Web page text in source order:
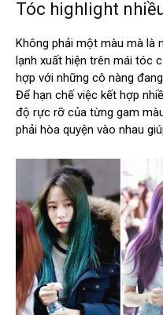
Tóc highlight
Không phải một màu mà là
lạnh xuất hiện trên mái tóc
hợp với những cô nàng
Để hạn chế việc kết hợp
độ rực rỡ của từng gam
phải hòa quyện vào nhau